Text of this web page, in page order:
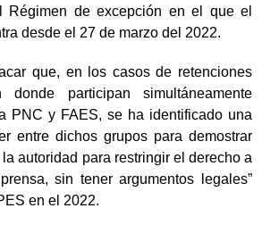
Régimen de excepción en el que el
desde el 27 de marzo del 2022.
que, en los casos de retenciones
donde participan simultáneamente
PNC y FAES, se ha identificado una
entre dichos grupos para demostrar
autoridad para restringir el derecho a
sin tener argumentos legales”
en el 2022.